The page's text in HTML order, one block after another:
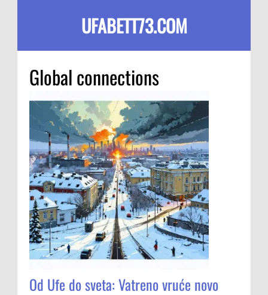
UFABETT73.COM
Global connections
Od Ufe do sveta: Vatreno vruće novo